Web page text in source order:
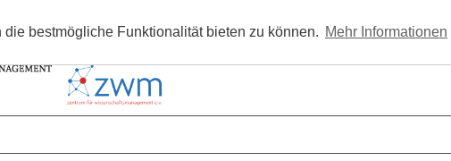
bestmögliche Funktionalität bieten zu können. Mehr Informationen
Kostenlos registrieren